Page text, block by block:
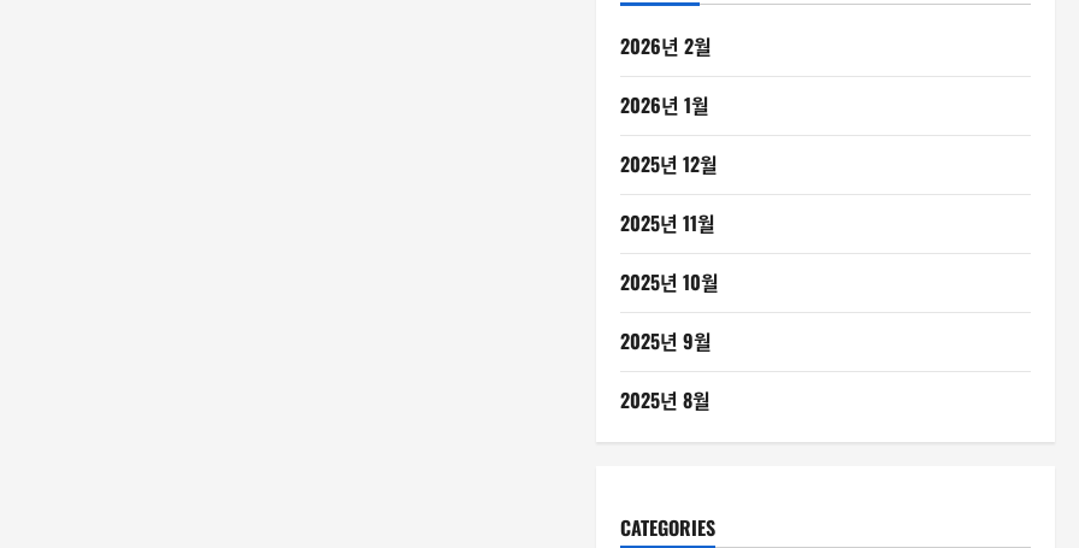
2026년 2월
2026년 1월
2025년 12월
2025년 11월
2025년 10월
2025년 9월
2025년 8월
CATEGORIES